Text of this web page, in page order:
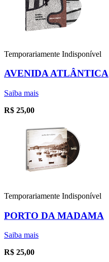
Temporariamente Indisponível
AVENIDA ATLÂNTICA
Saiba mais
R$ 25,00
Temporariamente Indisponível
PORTO DA MADAMA
Saiba mais
R$ 25,00